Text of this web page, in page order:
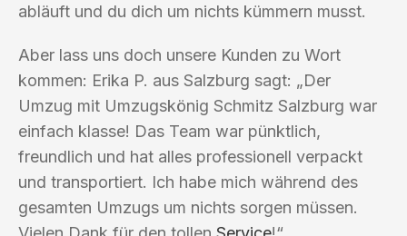
abläuft und du dich um nichts kümmern musst.
Aber lass uns doch unsere Kunden zu Wort
kommen: Erika P. aus Salzburg sagt: „Der
Umzug mit Umzugskönig Schmitz Salzburg war
einfach klasse! Das Team war pünktlich,
freundlich und hat alles professionell verpackt
und transportiert. Ich habe mich während des
gesamten Umzugs um nichts sorgen müssen.